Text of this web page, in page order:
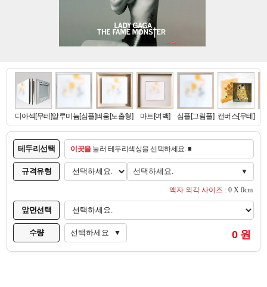
테두리선택 이곳을눌러 테두리색상을 선택하세요. ■
규격유형 선택하세요. ▼
액자 외각 사이즈 : 0 X 0cm
앞면선택
수량 선택하세요 ▼ 0 원